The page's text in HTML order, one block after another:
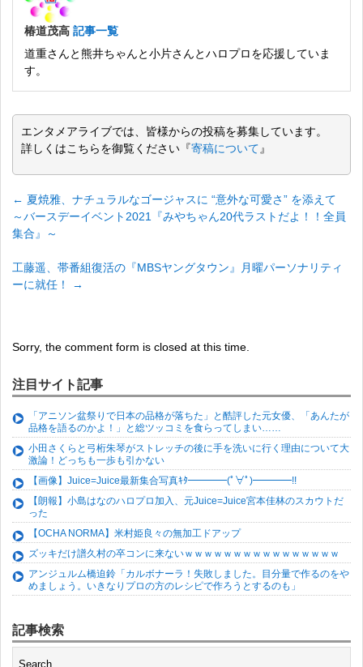
椿道茂高 記事一覧
道重さんと熊井ちゃんと小片さんとハロプロを応援していま
す。
エンタメアライブでは、皆様からの投稿を募集しています。
詳しくはこちらを御覧ください『寄稿について 』
← 夏焼雅、ナチュラルなゴージャスに “意外な可愛さ” を添えて
～バースデーイベント2021『みやちゃん20代ラストだよ！！全員
集合』～
工藤遥、帯番組復活の『MBSヤングタウン』月曜パーソナリティ
ーに就任！
→
Sorry, the comment form is closed at this time.
注目サイト記事
「アニソン盆祭りで日本の品格が落ちた」と酷評した元女優、「あんたが
品格を語るのかよ！」と総ツッコミを食らってしまい……
小田さくらと弓桁朱琴がストレッチの後に手を洗いに行く理由について大
激論！どっちも一歩も引かない
【画像】Juice=Juice最新集合写真ｷﾀ━━━━(ﾟ∀ﾟ)━━━━!!
【朗報】小島はなのハロプロ加入、元Juice=Juice宮本佳林のスカウトだ
った
【OCHA NORMA】米村姫良々の無加工ドアップ
ズッキだけ譜久村の卒コンに来ないｗｗｗｗｗｗｗｗｗｗｗｗｗｗｗｗ
アンジュルム橋迫鈴「カルボナーラ！失敗しました。目分量で作るのをや
めましょう。いきなりプロの方のレシピで作ろうとするのも」
記事検索